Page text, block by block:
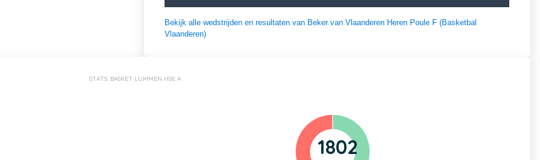
Bekijk alle wedstrijden en resultaten van Beker van Vlaanderen Heren Poule F (Basketbal
Vlaanderen)
STATS: BASKET LUMMEN HSE A
1802